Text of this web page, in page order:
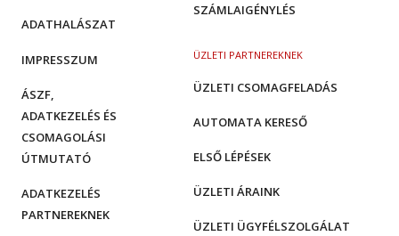
SZÁMLAIGÉNYLÉS
ÜZLETI PARTNEREKNEK
ÜZLETI CSOMAGFELADÁS
AUTOMATA KERESŐ
ELSŐ LÉPÉSEK
ÜZLETI ÁRAINK
ÜZLETI ÜGYFÉLSZOLGÁLAT
ADATHALÁSZAT
IMPRESSZUM
ÁSZF,
ADATKEZELÉS ÉS
CSOMAGOLÁSI
ÚTMUTATÓ
ADATKEZELÉS
PARTNEREKNEK